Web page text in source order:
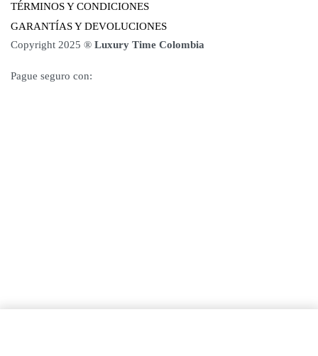
TÉRMINOS Y CONDICIONES
GARANTÍAS Y DEVOLUCIONES
Copyright 2025 ® Luxury Time Colombia
Pague seguro con: